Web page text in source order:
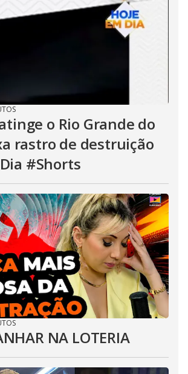
o Rio Grande do
rastro de destruição
#Shorts
NA LOTERIA